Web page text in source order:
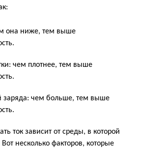
она ниже, тем выше
чем плотнее, тем выше
заряда: чем больше, тем выше
ток зависит от среды, в которой
несколько факторов, которые